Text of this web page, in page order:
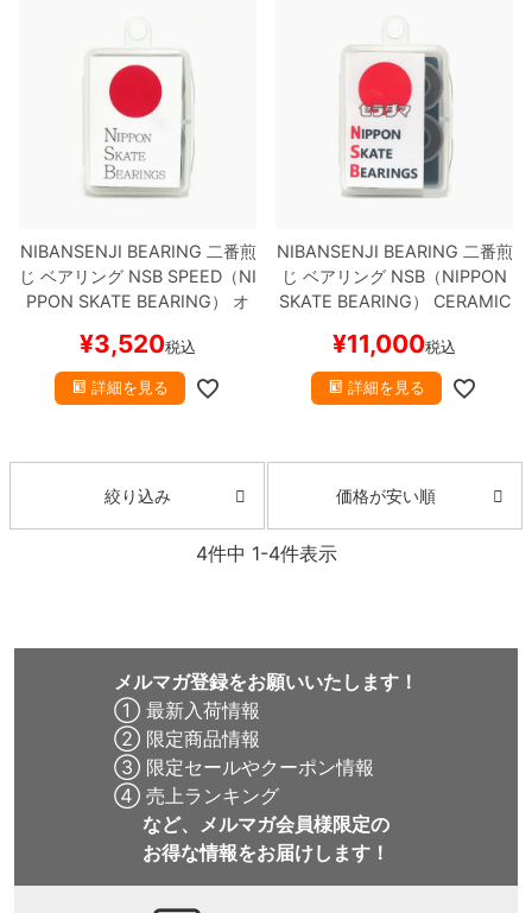
NIBANSENJI BEARING 二番煎
じ ベアリング NSB SPEED（NI
PPON SKATE BEARING）
オ
ケボー
¥3,520税込
詳細を見る
NIBANSENJI BEARING 二番煎
じ ベアリング NSB（NIPPON
SKATE BEARING）
CERAMIC
スケートボード スケボー
¥11,000税込
詳細を見る
絞り込み 価格が安い順
4件中 1-4件表示
メルマガ登録をお願いいたします！
① 最新入荷情報
② 限定商品情報
③ 限定セールやクーポン情報
④ 売上ランキング
など、メルマガ会員様限定の
お得な情報をお届けします！
9.0inch以上
シェイプデッキ
高性能デッキ
9.0inch以上